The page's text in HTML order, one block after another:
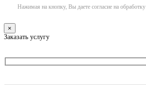
Нажимая на кнопку, Вы даете согласие на обработку
×
Заказать услугу